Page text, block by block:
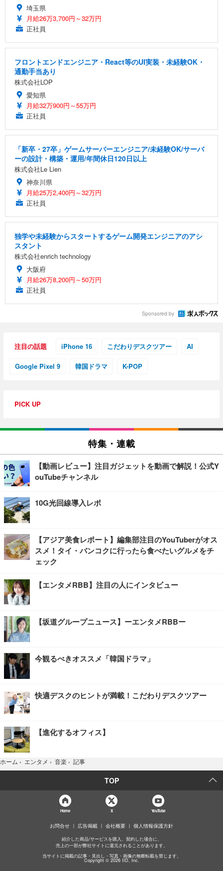
埼玉県
月給26万3,700円～32万円
正社員
フロントエンドエンジニア・React等のUI実装・未経験OK・
通勤手当あり
株式会社LOP
愛知県
月給32万900円～55万円
正社員
「新卒・27卒」ゲームサーバーエンジニア/未経験OK/サーバ
ーの設計・構築・運用/年間休日120日以上
株式会社Le Lien
神奈川県
月給25万2,400円～32万円
正社員
独学や未経験からスタートするゲーム開発エンジニアのアシ
スタント
株式会社enrich technology
大阪府
月給26万8,200円～50万円
正社員
Sponsored by
注目の話題 iPhone 16 こだわりデスクツアー AI
Google Pixel 9 韓国ドラマ K-POP
PICK UP
特集・連載
【動画レビュー】注目ガジェットを動画で解説！公式Y
ouTubeチャンネル
10G光回線導入レポ
【アジア美食レポート】編集部注目のYouTuberがオス
スメ！タイ・バンコクに行ったら食べたいグルメをチ
ェック
【エンタメRBB】注目の人にインタビュー
【坂道グループニュース】ーエンタメRBBー
今観るべきオススメ「韓国ドラマ」
快適デスクのヒントが満載！こだわりデスクツアー
【進化するオフィス】
ホーム › エンタメ › 音楽 › 記事
TOP
Home X YouTube
お問合せ 広告掲載 会社概要 個人情報保護方針
紹介した商品/サービスを購入、契約した場合に、
売上の一部が弊社サイトに還元されることがあります。
当サイトに掲載の記事・見出し・写真・画像の無断転載を禁じます。
Copyright © 2026 IID, Inc.